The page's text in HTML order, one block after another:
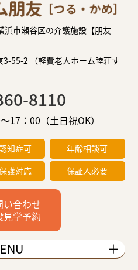
浜市瀬谷区の介護施設【朋友
55-2 （軽費老人ホーム睦荘す
8110
17：00（土日祝OK）
知症可
年齢相談可
護対応 保証人必要
い合わせ
見学予約